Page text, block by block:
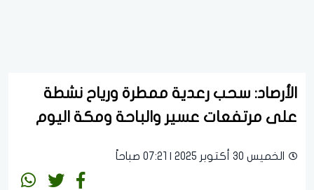
الأرصاد: سحب رعدية ممطرة ورياح نشطة
على مرتفعات عسير والباحة ومكة اليوم
الخميس 30 أكتوبر 2025 | 07:21 صباحاً